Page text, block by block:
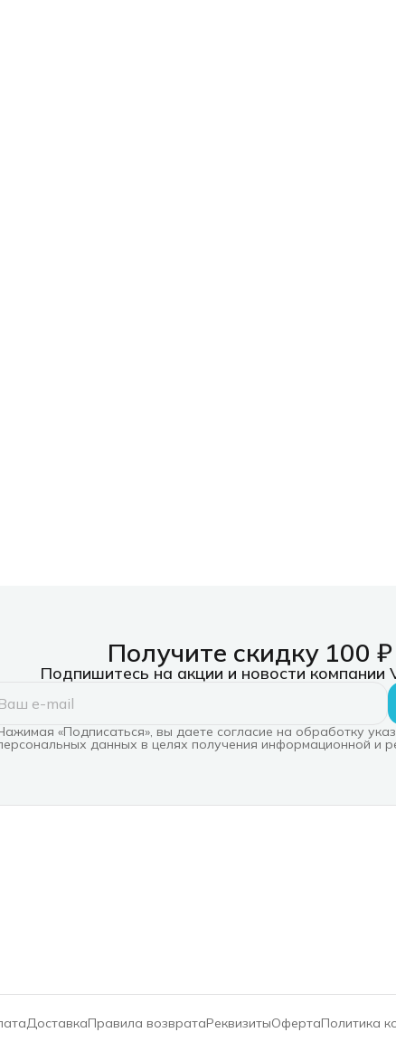
Получите скидку 100 ₽
Подпишитесь на акции и новости компании
«Подписаться», вы даете согласие на обработку
данных в целях получения информационной и
ДоставкаПравила возвратаРеквизитыОфертаПолитика